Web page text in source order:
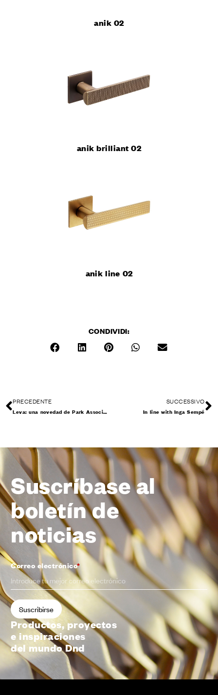
anik 02
anik brilliant 02
anik line 02
CONDIVIDI:
PRECEDENTE
Leva: una novedad de Park Associati
SUCCESSIVO
In line with Inga Sempé
Suscríbase al
boletín de
noticias
Correo electrónico*
Productos, proyectos
e inspiraciones
del mundo Dnd